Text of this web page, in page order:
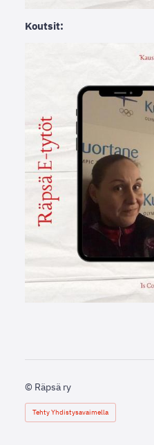
Koutsit:
© Räpsä ry
Tehty Yhdistysavaimella